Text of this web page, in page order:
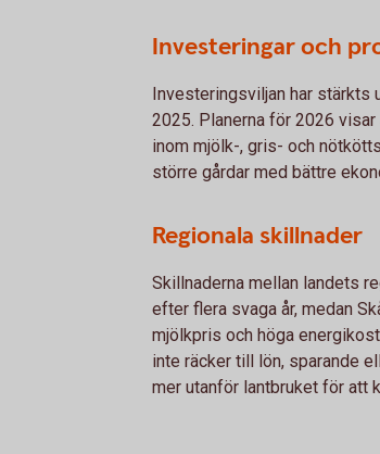
Investeringar och
Investeringsviljan har stärkts
2025. Planerna för 2026
inom mjölk-, gris- och
större gårdar med bättre
Regionala skillnader
Skillnaderna mellan landets
efter flera svaga år, medan
mjölkpris och höga
inte räcker till lön, sparande
mer utanför lantbruket för att